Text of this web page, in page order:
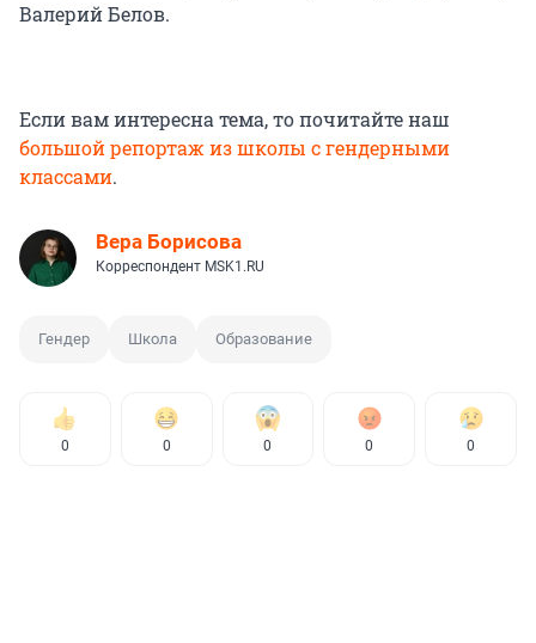
Валерий Белов.
Если вам интересна тема, то почитайте наш
большой репортаж из школы с гендерными
классами.
Вера Борисова
Корреспондент MSK1.RU
Гендер Школа Образование
0 0 0 0 0